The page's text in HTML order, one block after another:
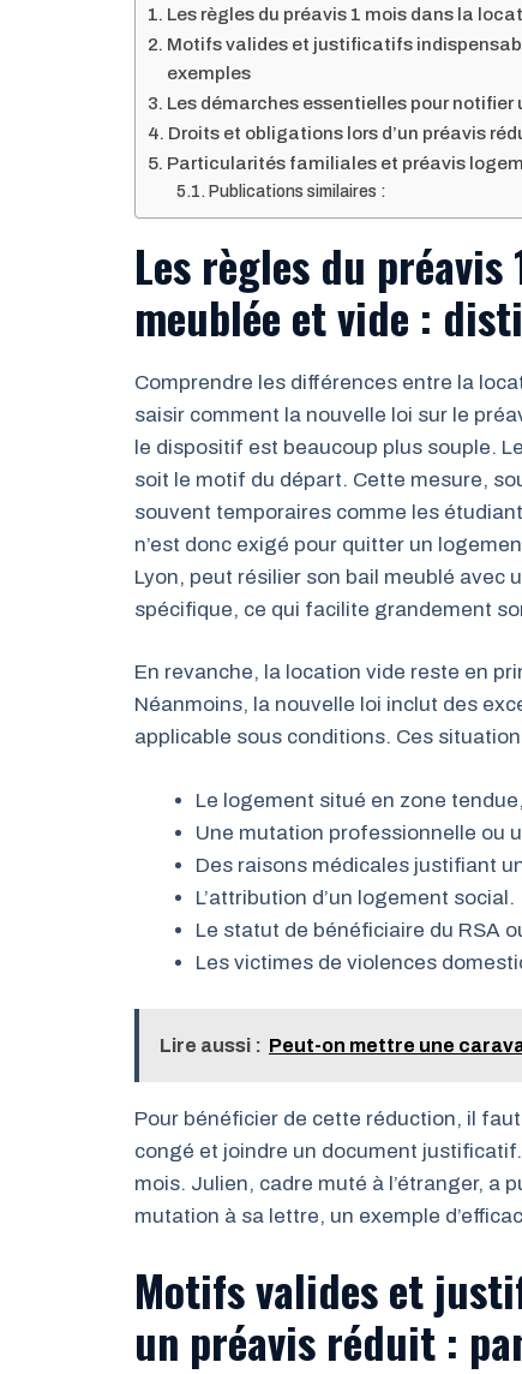
Les règles du préavis 1 mois dans la
Motifs valides et justificatifs
exemples
Les démarches essentielles pour notifier
Droits et obligations lors d’un préavis
Particularités familiales et préavis
Publications similaires :
Les règles du
meublée et vide :
Comprendre les différences entre la
saisir comment la nouvelle loi sur le
le dispositif est beaucoup plus souple.
soit le motif du départ. Cette mesure,
souvent temporaires comme les
n’est donc exigé pour quitter un
Lyon, peut résilier son bail meublé avec
spécifique, ce qui facilite grandement
En revanche, la location vide reste en
Néanmoins, la nouvelle loi inclut des
applicable sous conditions. Ces
Le logement situé en zone
Une mutation professionnelle ou
Des raisons médicales justifiant
L’attribution d’un logement social.
Le statut de bénéficiaire du RSA
Les victimes de violences
Lire aussi : Peut-on mettre une
Pour bénéficier de cette réduction, il
congé et joindre un document
mois. Julien, cadre muté à l’étranger, a
mutation à sa lettre, un exemple
Motifs valides et
un préavis réduit :